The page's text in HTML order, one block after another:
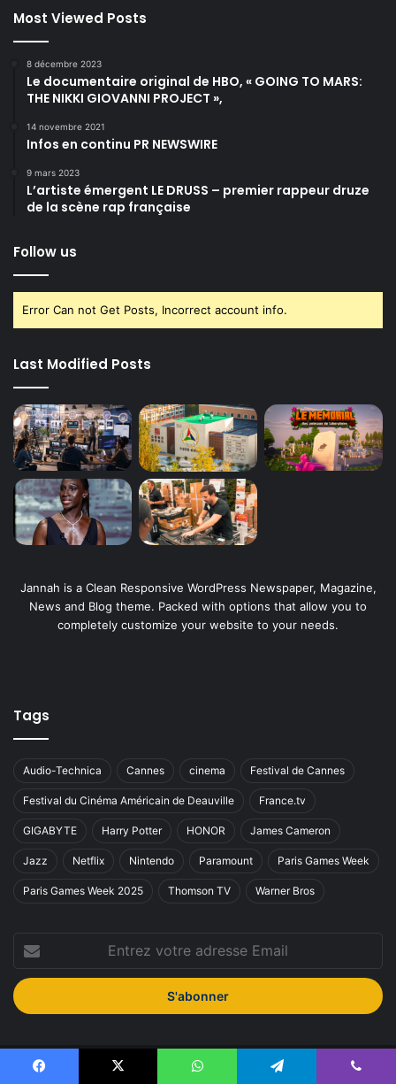
Most Viewed Posts
8 décembre 2023
Le documentaire original de HBO, « GOING TO MARS:
THE NIKKI GIOVANNI PROJECT »,
14 novembre 2021
Infos en continu PR NEWSWIRE
9 mars 2023
L’artiste émergent LE DRUSS – premier rappeur druze
de la scène rap française
Follow us
Error Can not Get Posts, Incorrect account info.
Last Modified Posts
Jannah is a Clean Responsive WordPress Newspaper, Magazine,
News and Blog theme. Packed with options that allow you to
completely customize your website to your needs.
Tags
Audio-Technica Cannes cinema Festival de Cannes
Festival du Cinéma Américain de Deauville France.tv
GIGABYTE Harry Potter HONOR James Cameron
Jazz Netflix Nintendo Paramount Paris Games Week
Paris Games Week 2025 Thomson TV Warner Bros
votre
adresse
Email
© Copyright 2026, Tous droits réservés